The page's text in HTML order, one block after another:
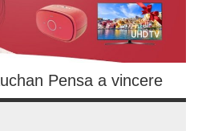
Pensa a vincere